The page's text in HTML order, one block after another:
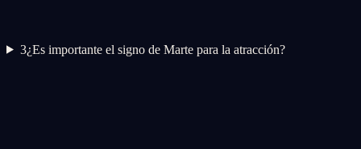
3¿Es importante el signo de Marte para la atracción?